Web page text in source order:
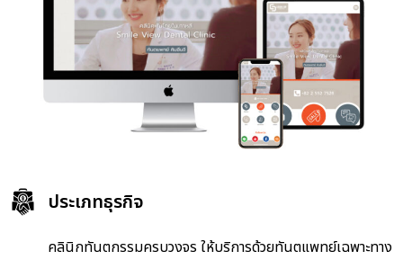
ประเภทธุรกิจ
คลินิกทันตกรรมครบวงจร ให้บริการด้วยทันตแพทย์เฉพาะทาง